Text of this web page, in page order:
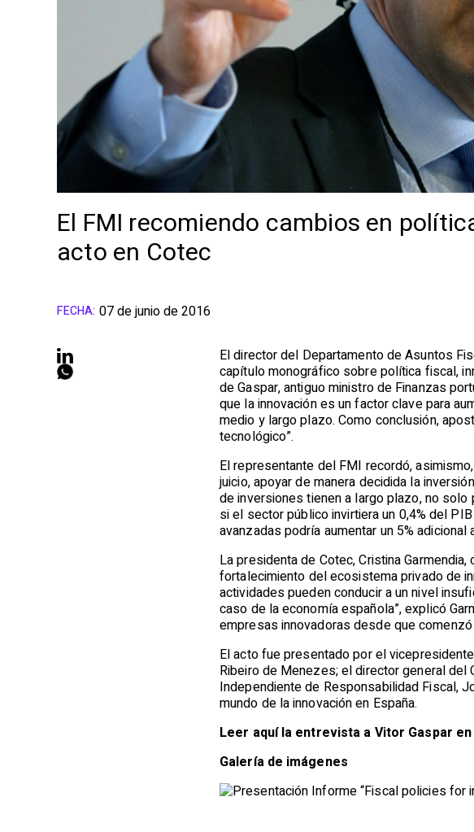
El FMI recomiendo cambios en
acto en Cotec
FECHA: 07 de junio de 2016
El director del Departamento de Asuntos
capítulo monográfico sobre política fiscal,
de Gaspar,antiguo ministro de Finanzas
que la innovación es un factor clave para
medio y largo plazo. Como conclusión,
tecnológico”.
El representante del FMI recordó,
juicio, apoyar de manera decidida la
de inversiones tienen a largo plazo, no
si el sector público invirtiera un 0,4% del
avanzadas podría aumentar un 5% adicional
La presidenta de Cotec, Cristina
fortalecimiento del ecosistema privado de
actividades pueden conducir a un nivel
caso de la economía española”, explicó
empresas innovadoras desde que
El acto fue presentado por el
Ribeiro de Menezes; el director general
Independiente de Responsabilidad Fiscal,
mundo de la innovación en España.
Leer aquí la entrevista a Vitor Gaspar
Galería de imágenes